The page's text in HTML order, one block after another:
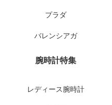
プラダ
バレンシアガ
腕時計特集
レディース腕時計